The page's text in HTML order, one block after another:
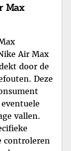
Max
Air Max
door de
Deze
vallen.
controleren